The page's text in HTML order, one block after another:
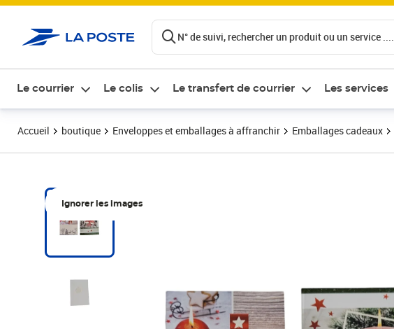
N° de suivi, rechercher un produit ou un service ....
Le courrier Le colis Le transfert de courrier Les services
Accueil boutique Enveloppes et emballages à affranchir Emballages cadeaux
Ignorer les images